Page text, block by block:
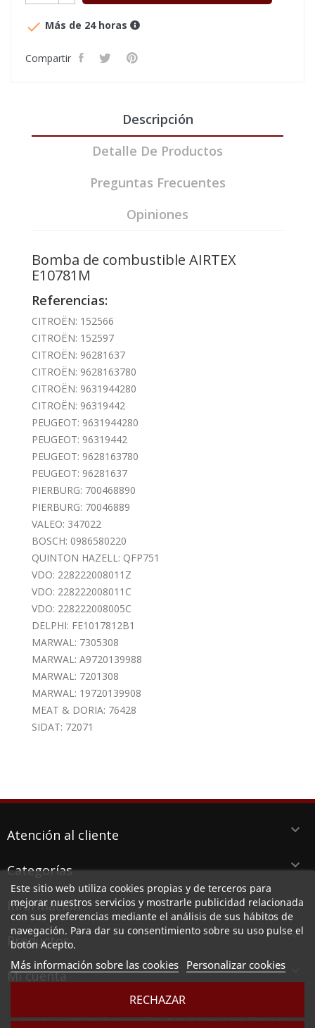
 Más de 24 horas
Compartir
Descripción
Detalle De Productos
Preguntas Frecuentes
Opiniones
Bomba de combustible AIRTEX
E10781M
Referencias:
CITROËN: 152566
CITROËN: 152597
CITROËN: 96281637
CITROËN: 9628163780
CITROËN: 9631944280
CITROËN: 96319442
PEUGEOT: 9631944280
PEUGEOT: 96319442
PEUGEOT: 9628163780
PEUGEOT: 96281637
PIERBURG: 700468890
PIERBURG: 70046889
VALEO: 347022
BOSCH: 0986580220
QUINTON HAZELL: QFP751
VDO: 228222008011Z
VDO: 228222008011C
VDO: 228222008005C
DELPHI: FE1017812B1
MARWAL: 7305308
MARWAL: A9720139988
MARWAL: 7201308
MARWAL: 19720139908
MEAT & DORIA: 76428
SIDAT: 72071
Atención al cliente keyboard_arrow_down
Categorías keyboard_arrow_down
Información keyboard_arrow_down
Productos keyboard_arrow_down
Mi cuenta
Este sitio web utiliza cookies propias y de terceros para
mejorar nuestros servicios y mostrarle publicidad relacionada
con sus preferencias mediante el análisis de sus hábitos de
navegación. Para dar su consentimiento sobre su uso pulse el
botón Acepto.
Más información sobre las cookies Personalizar cookies
RECHAZAR
LUBESPA DISTRIBUCIONES DEL LEVANTE SL, CIF B73789513, Ctra. Alicante 38 PI